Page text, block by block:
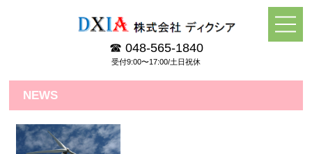
☎ 048-565-1840
受付9:00〜17:00/土日祝休
NEWS